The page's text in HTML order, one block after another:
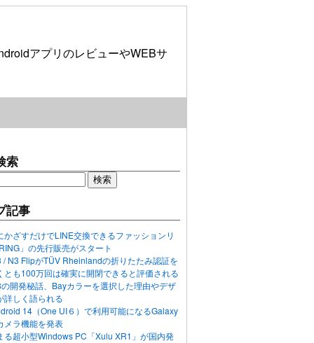
アプリのレビューやWEBサ
索
記事
かざすだけでLINE交換できるファッションリ
」の先行販売がスタート
/ N3 FlipがTÜV Rheinlandの折りたたみ認証を
とも100万回は確実に開閉できると評価される
開発秘話、Bayカラーを選択した理由やデザ
詳しく語られる
14（One UI６）で利用可能になるGalaxy
メラ機能を発表
る超小型Windows PC「Xulu XR1」が国内発